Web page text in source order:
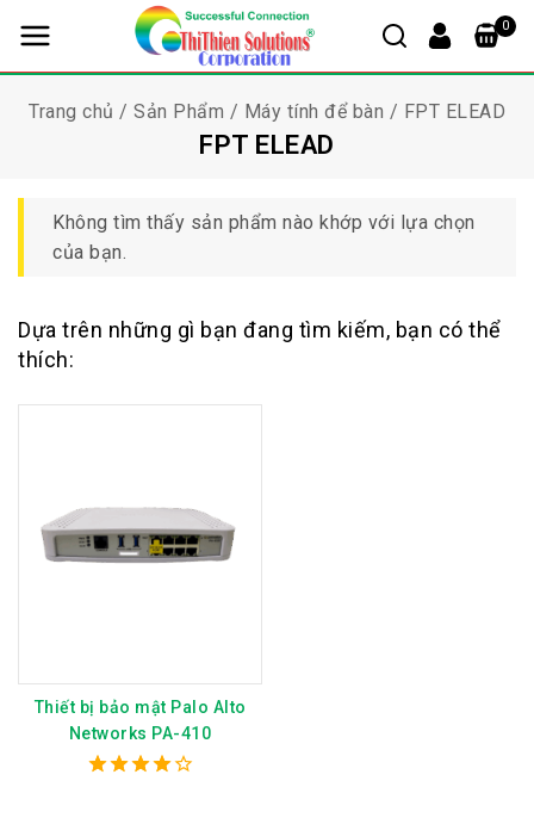
0
Trang chủ / Sản Phẩm / Máy tính để bàn / FPT ELEAD
FPT ELEAD
Không tìm thấy sản phẩm nào khớp với lựa chọn
của bạn.
Dựa trên những gì bạn đang tìm kiếm, bạn có thể
thích:
Thiết bị bảo mật Palo Alto
Networks PA-410